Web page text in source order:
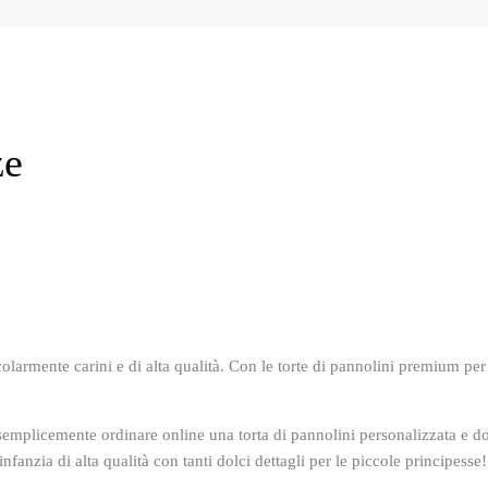
carini e di alta qualità. Con le torte di pannolini premium
ordinare online una torta di pannolini personalizzata e
di alta qualità con tanti dolci dettagli per le piccole principesse!